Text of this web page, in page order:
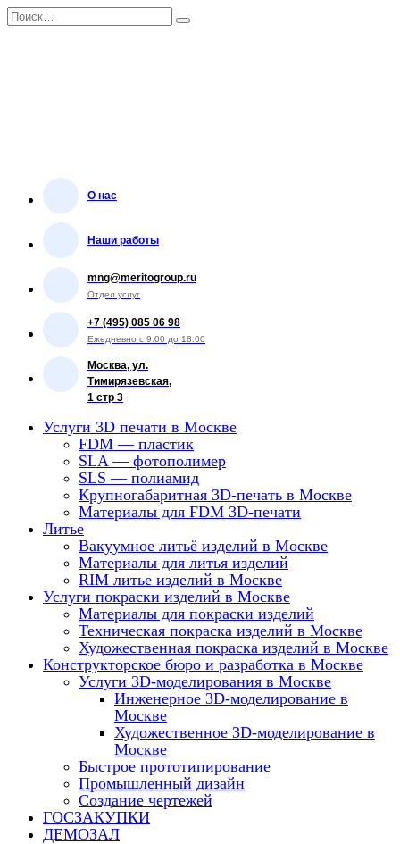
Перейти
к
Search
for:
О нас
Наши работы
mng@meritogroup.ru
Отдел услуг
+7 (495) 085 06 98
Ежедневно с 9:00 до 18:00
Москва, ул.
Тимирязевская,
1 стр 3
Услуги 3D печати в Москве
FDM — пластик
SLA — фотополимер
SLS — полиамид
Крупногабаритная 3D-печать в Москве
Материалы для FDM 3D-печати
Литье
Вакуумное литьё изделий в Москве
Материалы для литья изделий
RIM литье изделий в Москве
Услуги покраски изделий в Москве
Материалы для покраски изделий
Техническая покраска изделий в Москве
Художественная покраска изделий в Москве
Конструкторское бюро и разработка в Москве
Услуги 3D-моделирования в Москве
Инженерное 3D-моделирование в
Москве
Художественное 3D-моделирование в
Москве
Быстрое прототипирование
Промышленный дизайн
Создание чертежей
ГОСЗАКУПКИ
ДЕМОЗАЛ